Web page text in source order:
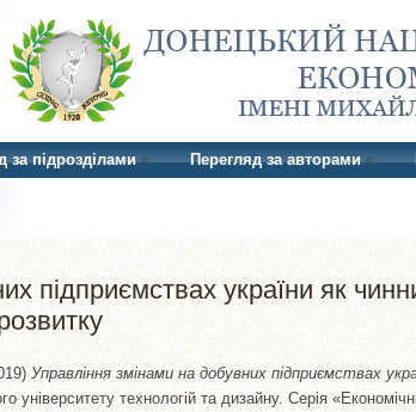
за підрозділами Перегляд за авторами
підприємствах україни як
Управління змінами на добувних підприємствах
університету технологій та дизайну. Серія